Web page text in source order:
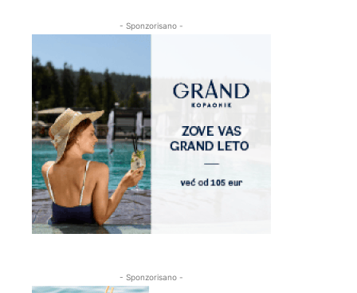
- Sponzorisano -
- Sponzorisano -